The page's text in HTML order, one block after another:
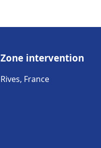
Zone intervention
Rives, France